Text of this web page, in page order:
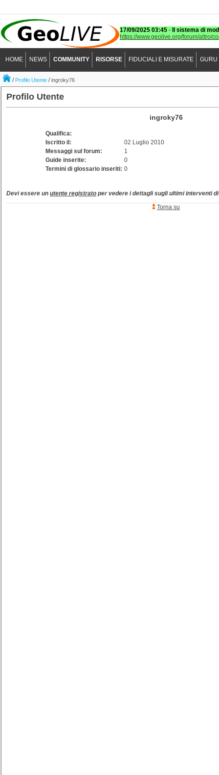
17/09/2025 03:45 -
Il sistema di
https://www.geolive.org/forum/altro/
HOME NEWS COMMUNITY RISORSE FIDUCIALI E MISURATE GURU
/Profilo Utente /ingroky76
Profilo Utente
ingroky76
Qualifica:
Iscritto il:
02 Luglio 2010
Messaggi sul forum:
1
Guide inserite:
0
Termini di glossario inseriti: 0
Devi essere un utente registrato per vedere i dettagli sugli ultimi interventi
Torna su